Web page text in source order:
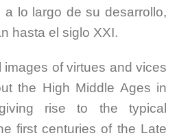
a lo largo de su desarrollo,
hasta el siglo XXI.
images of virtues and vices
the High Middle Ages in
rise to the typical
first centuries of the Late